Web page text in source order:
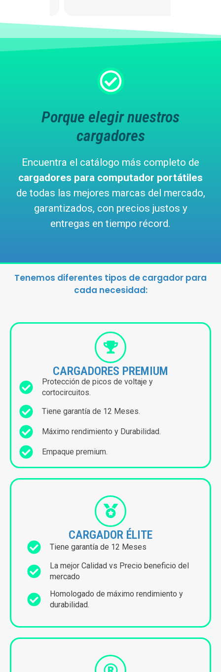
Porque elegir nuestros
cargadores
Encuentra el catálogo más completo de
cargadores para computador portátiles
de todas las mejores marcas del mercado,
garantizados, con precios justos y
entregas en tiempo récord.
Tenemos diferentes tipos de cargador para
cada necesidad:
CARGADORES PREMIUM
Protección de picos de voltaje y
cortocircuitos.
Tiene garantía de 12 Meses.
Máximo rendimiento y Durabilidad.
Empaque premium.
CARGADOR ÉLITE
Tiene garantía de 12 Meses
La mejor Calidad vs Precio beneficio del
mercado
Homologado de máximo rendimiento y
durabilidad.